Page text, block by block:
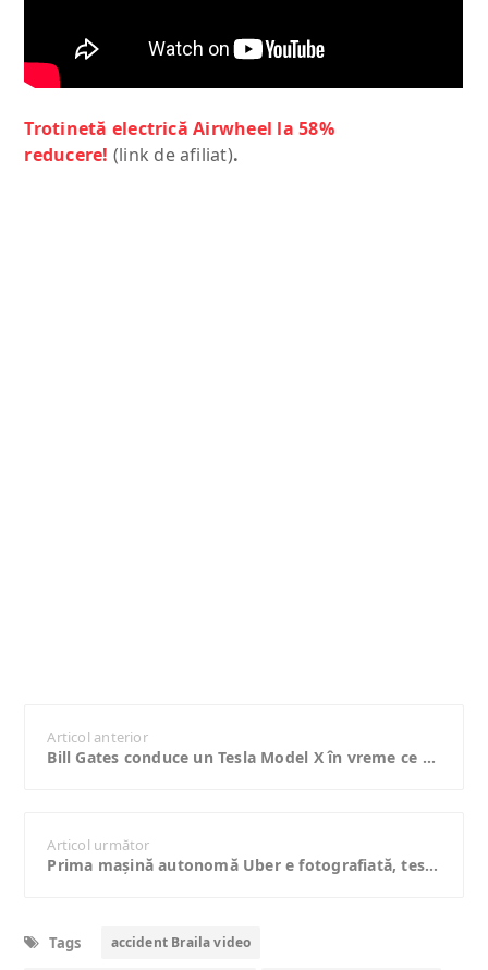
Trotinetă electrică Airwheel la 58%
reducere! (link de afiliat).
Articol anterior
Bill Gates conduce un Tesla Model X în vreme ce participă la un interviu filmat la 360 de grade
Articol următor
Prima maşină autonomă Uber e fotografiată, testată şi e un Ford Fusion hibrid
Tags accident Braila video